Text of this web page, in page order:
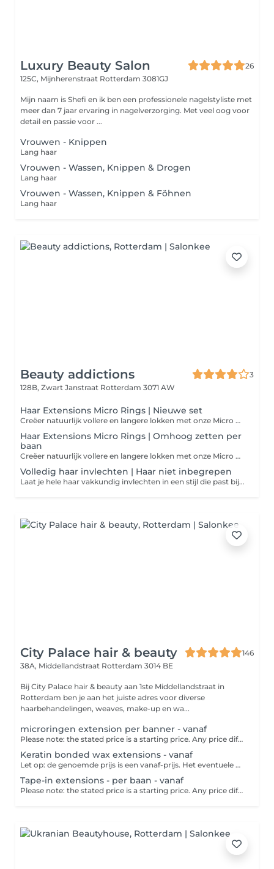
Luxury Beauty Salon
26
125C, Mijnherenstraat Rotterdam 3081GJ
Mijn naam is Shefi en ik ben een professionele nagelstyliste met
meer dan 7 jaar ervaring in nagelverzorging. Met veel oog voor
detail en passie voor ...
Vrouwen - Knippen
Lang haar
Vrouwen - Wassen, Knippen & Drogen
Lang haar
Vrouwen - Wassen, Knippen & Föhnen
Lang haar
Beauty addictions
3
128B, Zwart Janstraat Rotterdam 3071 AW
Haar Extensions Micro Rings | Nieuwe set
Creëer natuurlijk vollere en langere lokken met onze Micro Rings extensions. Deze methode is volledig lijm- en hittevrij, waardoor je eigen haar minimaal belast wordt. De extensions worden bevestigd met kleine, onopvallende ringetjes voor een naadloze en langdurige look. Kom met schoon, gewassen haar naar je afspraak of kies voor een professionele wasbehandeling in de salon voor €35.
Haar Extensions Micro Rings | Omhoog zetten per
baan
Creëer natuurlijk vollere en langere lokken met onze Micro Rings extensions. Deze methode is volledig lijm- en hittevrij, waardoor je eigen haar minimaal belast wordt. De extensions worden bevestigd met kleine, onopvallende ringetjes voor een naadloze en langdurige look. Kom met schoon, gewassen haar naar je afspraak of kies voor een professionele wasbehandeling in de salon voor €35.
Volledig haar invlechten | Haar niet inbegrepen
Laat je hele haar vakkundig invlechten in een stijl die past bij jouw voorkeur. Deze behandeling is perfect als basis voor een pruik, protective style of gewoon voor een strakke, nette look. Het haar wordt strak en gelijkmatig ingevlochten, met oog voor detail en comfort. Haar is niet inbegrepen. Kom met schoon, gewassen haar naar je afspraak of kies voor een professionele wasbehandeling in de salon voor €35.
City Palace hair & beauty
146
38A, Middellandstraat Rotterdam 3014 BE
Bij City Palace hair & beauty aan 1ste Middellandstraat in
Rotterdam ben je aan het juiste adres voor diverse
haarbehandelingen, weaves, make-up en wa...
microringen extension per banner - vanaf
Please note: the stated price is a starting price. Any price difference will be settled in the salon. This method uses small rings in the color of your hair. Then a tuft of your own hair, together with an extension, is pulled through the ring with a special needle. Then the ring is pinched close to the scalp.
Keratin bonded wax extensions - vanaf
Let op: de genoemde prijs is een vanaf-prijs. Het eventuele prijsverschil wordt verrekend in de salon.
Tape-in extensions - per baan - vanaf
Please note: the stated price is a starting price. Any price difference will be settled in the salon.